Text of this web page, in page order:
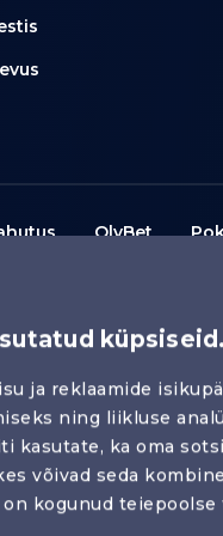
küpsiseid.
ja reklaamide
ning liikluse
kasutate, ka oma
võivad seda
kogunud
OlyBet
Mängureeglid
Hasartmäng pole